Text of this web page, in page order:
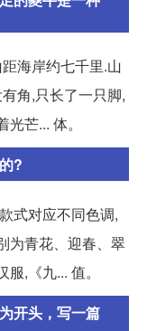
海岸约七千里.山
角,只长了一只脚,
芒... 体。
?
式对应不同色调,
为青花、迎春、翠
,《九... 值。
开头，写一篇